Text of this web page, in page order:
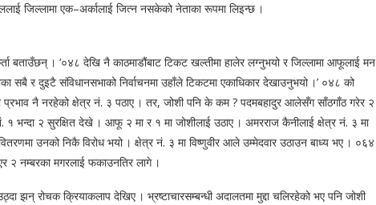
जिल्लामा एक–अर्कालाई जित्न नसकेको नेताका रूपमा लिइन्छ ।
बताउँछन् । ‘०४८ देखि नै काठमाडौंबाट टिकट खल्तीमा हालेर लग्नुभयो र जिल्लामा आफूलाई मन
सबै र दुइटै संविधानसभाको निर्वाचनमा उहाँले टिकटमा एकाधिकार देखाउनुभयो ।’ ०४८ को
प्रभाव नै नरहेको क्षेत्र नं. ३ पठाए । तर, जोशी पनि के कम ? पदमबहादुर आलेसँग साँठगाँठ गरेर २
१ भन्दा २ सुरक्षित देखे । आफू २ मा र १ मा जोशीलाई उठाए । अमरराज कैनीलाई क्षेत्र नं. ३ मा
उनको निकै विरोध भयो । क्षेत्र नं. ३ मा विष्णुवीर आले उम्मेदवार उठाउन बाध्य भए । ०६४
२ नम्बरका मगरलाई फकाउनतिर लागे ।
झन् रोचक क्रियाकलाप देखिए । भ्रष्टाचारसम्बन्धी अदालतमा मुद्दा चलिरहेको भए पनि जोशी